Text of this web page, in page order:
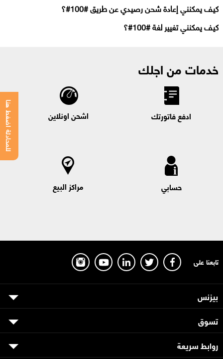
كيف يمكنني إعادة شحن رصيدي عن طريق #100#؟
كيف يمكنني تغيير لغة #100#؟
خدمات من اجلك
ادفع فاتورتك اشحن اونلاين
حسابي مراكز البيع
للمحادثة اضغط هنا
تابعنا على
بيزنس
تسوق
روابط سريعة